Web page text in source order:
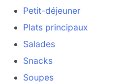
Petit-déjeuner
Plats principaux
Salades
Snacks
Soupes